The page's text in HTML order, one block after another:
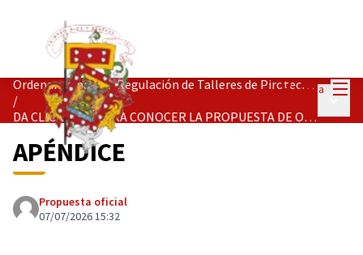
Entra
Ordenanza para la Regulación de Talleres de Pirotecnia Artesanal y de Espectáculos Pirotécnicos en el cantón Cuenca.
/
DA CLICK AQUÍ PARA CONOCER LA PROPUESTA DE ORDENANZA Y REALIZAR TUS ENMIENDAS
APÉNDICE
Propuesta oficial
07/07/2026 15:32